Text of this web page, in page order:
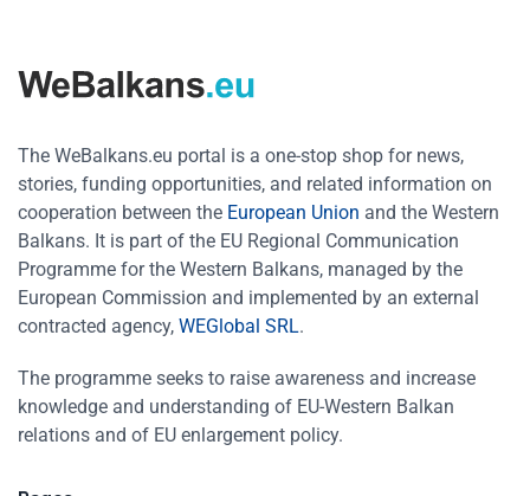
The WeBalkans.eu portal is a one-stop shop for news,
stories, funding opportunities, and related information on
cooperation between the European Union and the Western
Balkans. It is part of the EU Regional Communication
Programme for the Western Balkans, managed by the
European Commission and implemented by an external
contracted agency, WEGlobal SRL.
The programme seeks to raise awareness and increase
knowledge and understanding of EU-Western Balkan
relations and of EU enlargement policy.